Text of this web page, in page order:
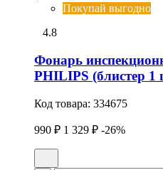
Покупай выгодно
4.8
Фонарь
PHILIPS (блистер 1
Код товара: 334675
990 ₽ 1 329 ₽ -26%